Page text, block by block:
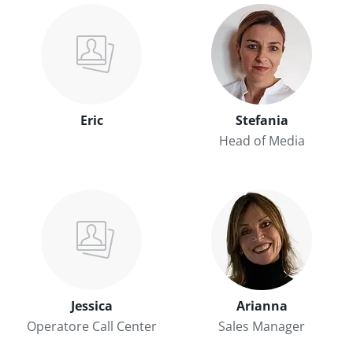
Eric
Stefania
Head of Media
Jessica
Operatore Call Center
Arianna
Sales Manager